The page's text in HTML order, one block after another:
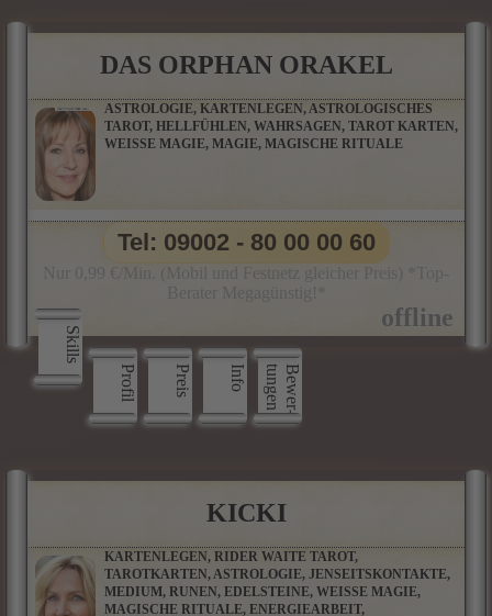
DAS ORPHAN ORAKEL
ASTROLOGIE, KARTENLEGEN, ASTROLOGISCHES
TAROT, HELLFÜHLEN, WAHRSAGEN, TAROT KARTEN,
WEISSE MAGIE, MAGIE, MAGISCHE RITUALE
Skills
Profil
Preis Info B
e
w
e
r
­
t
u
n
g
e
n
Tel: 09002 - 80 00 00 60
KICKI
KARTENLEGEN, RIDER WAITE TAROT,
TAROTKARTEN, ASTROLOGIE, JENSEITSKONTAKTE,
MEDIUM, RUNEN, EDELSTEINE, WEISSE MAGIE,
MAGISCHE RITUALE, ENERGIEARBEIT,